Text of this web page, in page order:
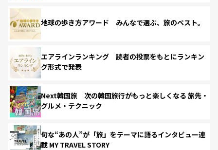
地球の歩き方アワード みんなで選ぶ、旅のベスト。
エアラインランキング 読者の投票をもとにランキン
グ形式で発表
Next韓国旅 次の韓国旅行がもっと楽しくなる 旅先・
グルメ・テクニック
旬な“あの人”が「旅」をテーマに語るインタビュー連
載 MY TRAVEL STORY